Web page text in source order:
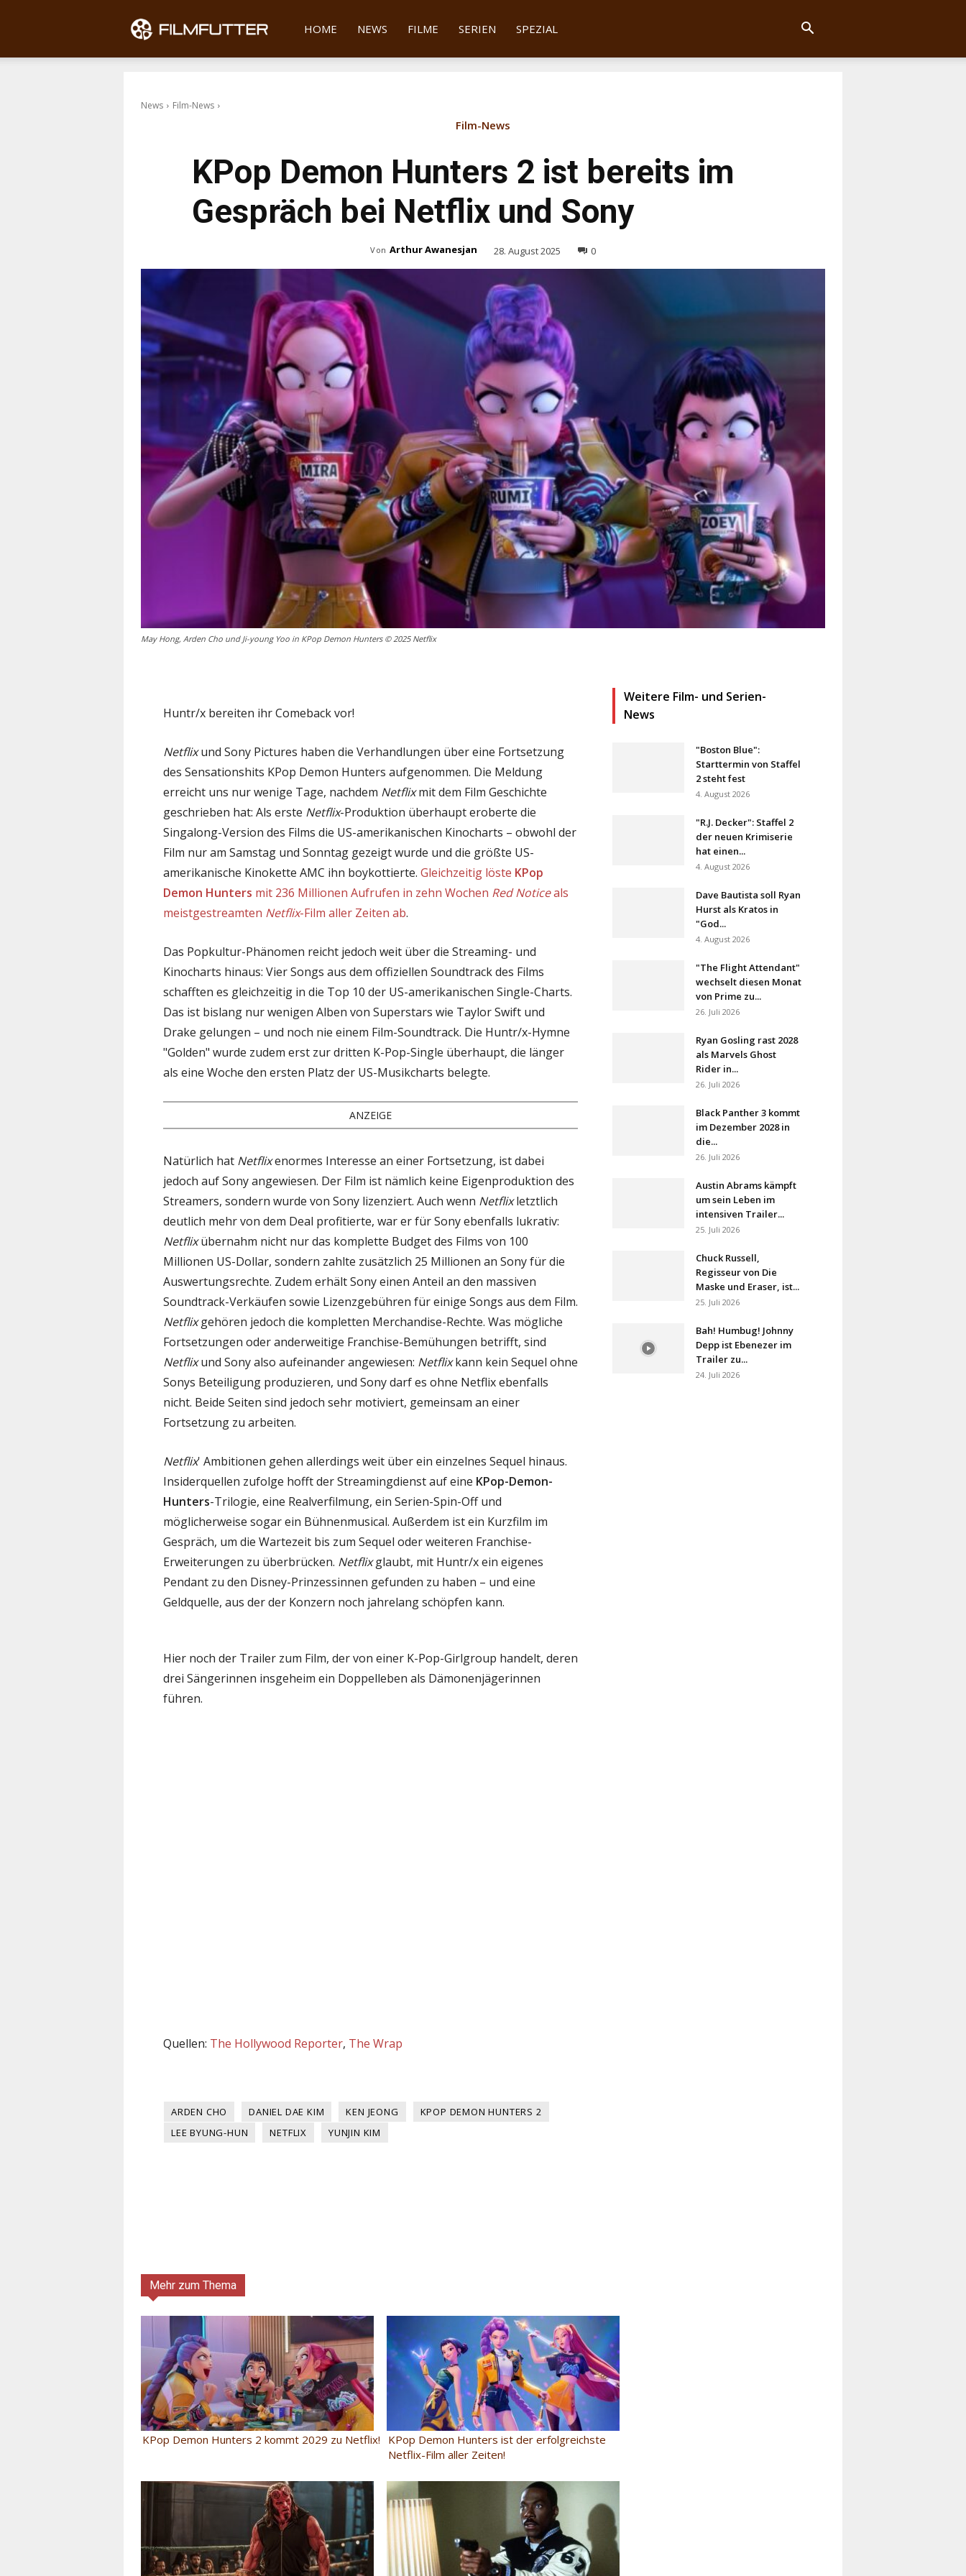
Filmfutter
HOME NEWS FILME SERIEN SPEZIAL
News Film-News
Film-News
KPop Demon Hunters 2 ist bereits im
Gespräch bei Netflix und Sony
Von Arthur Awanesjan 28. August 2025 0
May Hong, Arden Cho und Ji-young Yoo in KPop Demon Hunters © 2025 Netflix
Huntr/x bereiten ihr Comeback vor!
Netflixund Sony Pictures haben die Verhandlungen über eine Fortsetzung
des Sensationshits KPop Demon Hunters aufgenommen. Die Meldung
erreicht uns nur wenige Tage, nachdem Netflixmit dem Film Geschichte
geschrieben hat: Als erste Netflix-Produktion überhaupt eroberte die
Singalong-Version des Films die US-amerikanischen Kinocharts – obwohl der
Film nur am Samstag und Sonntag gezeigt wurde und die größte US-
amerikanische Kinokette AMC ihn boykottierte. Gleichzeitig löste KPop
Demon Hunters mit 236 Millionen Aufrufen in zehn Wochen Red Noticeals
meistgestreamten Netflix-Film aller Zeiten ab.
Das Popkultur-Phänomen reicht jedoch weit über die Streaming- und
Kinocharts hinaus: Vier Songs aus dem offiziellen Soundtrack des Films
schafften es gleichzeitig in die Top 10 der US-amerikanischen Single-Charts.
Das ist bislang nur wenigen Alben von Superstars wie Taylor Swift und
Drake gelungen – und noch nie einem Film-Soundtrack. Die Huntr/x-Hymne
"Golden" wurde zudem erst zur dritten K-Pop-Single überhaupt, die länger
als eine Woche den ersten Platz der US-Musikcharts belegte.
ANZEIGE
Natürlich hat Netflixenormes Interesse an einer Fortsetzung, ist dabei
jedoch auf Sony angewiesen. Der Film ist nämlich keine Eigenproduktion des
Streamers, sondern wurde von Sony lizenziert. Auch wenn Netflixletztlich
deutlich mehr von dem Deal profitierte, war er für Sony ebenfalls lukrativ:
Netflixübernahm nicht nur das komplette Budget des Films von 100
Millionen US-Dollar, sondern zahlte zusätzlich 25 Millionen an Sony für die
Auswertungsrechte. Zudem erhält Sony einen Anteil an den massiven
Soundtrack-Verkäufen sowie Lizenzgebühren für einige Songs aus dem Film.
Netflixgehören jedoch die kompletten Merchandise-Rechte. Was mögliche
Fortsetzungen oder anderweitige Franchise-Bemühungen betrifft, sind
Netflixund Sony also aufeinander angewiesen: Netflixkann kein Sequel ohne
Sonys Beteiligung produzieren, und Sony darf es ohne Netflix ebenfalls
nicht. Beide Seiten sind jedoch sehr motiviert, gemeinsam an einer
Fortsetzung zu arbeiten.
Netflix' Ambitionen gehen allerdings weit über ein einzelnes Sequel hinaus.
Insiderquellen zufolge hofft der Streamingdienst auf eine KPop-Demon-
Hunters-Trilogie, eine Realverfilmung, ein Serien-Spin-Off und
möglicherweise sogar ein Bühnenmusical. Außerdem ist ein Kurzfilm im
Gespräch, um die Wartezeit bis zum Sequel oder weiteren Franchise-
Erweiterungen zu überbrücken. Netflixglaubt, mit Huntr/x ein eigenes
Pendant zu den Disney-Prinzessinnen gefunden zu haben – und eine
Geldquelle, aus der der Konzern noch jahrelang schöpfen kann.
Hier noch der Trailer zum Film, der von einer K-Pop-Girlgroup handelt, deren
drei Sängerinnen insgeheim ein Doppelleben als Dämonenjägerinnen
führen.
Quellen: The Hollywood Reporter, The Wrap
ARDEN CHO DANIEL DAE KIM KEN JEONG
KPOP DEMON HUNTERS 2
LEE BYUNG-HUN
NETFLIX YUNJIN KIM
Weitere Film- und Serien-
News
"Boston Blue":
Starttermin von Staffel
2 steht fest
4. August 2026
"R.J. Decker": Staffel 2
der neuen Krimiserie
hat einen...
4. August 2026
Dave Bautista soll Ryan
Hurst als Kratos in
"God...
4. August 2026
"The Flight Attendant"
wechselt diesen Monat
von Prime zu...
26. Juli 2026
Ryan Gosling rast 2028
als Marvels Ghost
Rider in...
26. Juli 2026
Black Panther 3 kommt
im Dezember 2028 in
die...
26. Juli 2026
Austin Abrams kämpft
um sein Leben im
intensiven Trailer...
25. Juli 2026
Chuck Russell,
Regisseur von Die
Maske und Eraser, ist...
25. Juli 2026
Bah! Humbug! Johnny
Depp ist Ebenezer im
Trailer zu...
24. Juli 2026
Mehr zum Thema
KPop Demon Hunters 2 kommt 2029 zu Netflix!
KPop Demon Hunters ist der erfolgreichste
Netflix-Film aller Zeiten!